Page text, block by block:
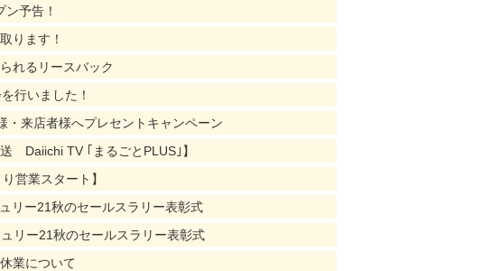
予告！
ります！
れるリースバック
行いました！
来店者様へプレセントキャンペーン
Daiichi TV ｢まるごとPLUS｣】
営業スタート】
ー21秋のセールスラリー表彰式
ー21秋のセールスラリー表彰式
業について